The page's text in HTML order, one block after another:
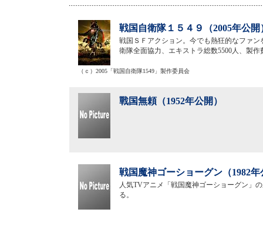
戦国自衛隊１５４９（2005年公開
戦国ＳＦアクション。今でも熱狂的なファ
衛隊全面協力、エキストラ総数5500人、製
（ｃ）2005「戦国自衛隊1549」製作委員会
戰国無頼（1952年公開）
戦国魔神ゴーショーグン（1982年
人気TVアニメ「戦国魔神ゴーショーグン」
る。